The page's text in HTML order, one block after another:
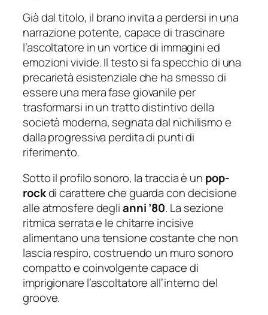
Già dal titolo, il brano invita a perdersi in una
narrazione potente, capace di trascinare
l’ascoltatore in un vortice di immagini ed
emozioni vivide. Il testo si fa specchio di una
precarietà esistenziale che ha smesso di
essere una mera fase giovanile per
trasformarsi in un tratto distintivo della
società moderna, segnata dal nichilismo e
dalla progressiva perdita di punti di
riferimento.
Sotto il profilo sonoro, la traccia è un pop-
rockdi carattere che guarda con decisione
alle atmosfere deglianni ’80. La sezione
ritmica serrata e le chitarre incisive
alimentano una tensione costante che non
lascia respiro, costruendo un muro sonoro
compatto e coinvolgente capace di
imprigionare l’ascoltatore all’interno del
groove.